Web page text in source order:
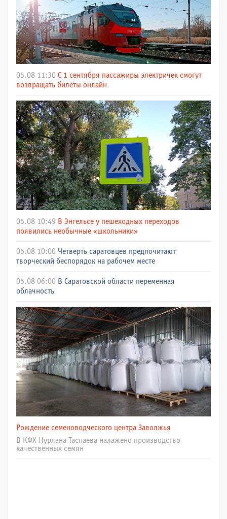
05.08 11:30 С 1 сентября пассажиры электричек смогут
возвращать билеты онлайн
05.08 10:49 В Энгельсе у пешеходных переходов
появились необычные «школьники»
05.08 10:00 Четверть саратовцев предпочитают
творческий беспорядок на рабочем месте
05.08 06:00 В Саратовской области переменная
облачность
Рождение семеноводческого центра Заволжья
В КФХ Нурлана Таспаева налажено производство
качественных семян